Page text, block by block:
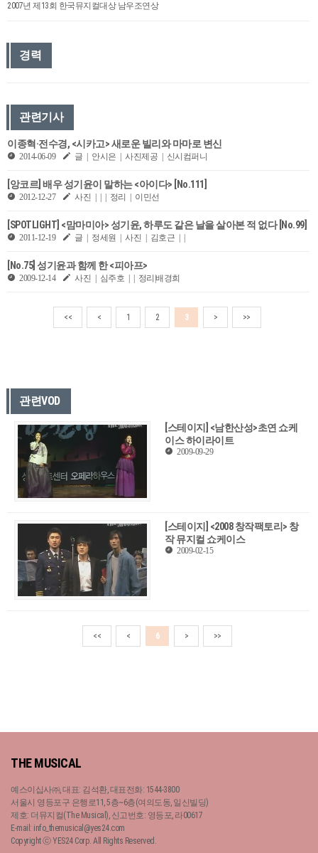
2007년 제13회 한국뮤지컬대상 남우조연상
경력
관련기사
이종혁·전수경, <시카고> 새로운 빌리와 마마로 변신
2014-06-09 글 | 안시은 | 사진제공 | 신시컴퍼니
[앙코르] 배우 성기윤이 말하는 <아이다> [No.111]
2012-12-27 사진 | | | 정리 | 이민선
[SPOTLIGHT] <맘마미아> 성기윤, 하루도 같은 날을 살아본 적 없다 [No.99]
2011-12-19 글 | 정세원 | 사진 | 김호근 | |
[No.75] 성기윤과 함께 한 <피아프>
2009-12-14 사진 | 심주호 | | 정리|배경희
<< < 1 2 3 > >>
관련VOD
[스테이지] <남한산성>초연 쇼케
이스 하이라이트
2009-09-29
[스테이지] <2008 창작팩토리> 창
작 뮤지컬 쇼케이스
2009-02-15
<< < 6 > >>
THE MUSICAL
예스이십사㈜, 대표: 김석환, 대표전화: 1544-3800
서울시 영등포구 은행로11, 5층~6층(여의도동, 일신빌딩)
제호: 더뮤지컬(The Musical), 신고번호: 영등포, 라00617
E-mail: info_themusical@yes24.com
Copyright ⓒ YES24 Corp. All Rights Reserved.